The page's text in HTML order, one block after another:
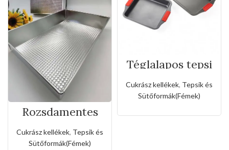
Rozsdamentes
Cukrász kellékek, Tepsik és
Sütőformák(Fémek)
Téglalapos tepsi
szilikon fogóval
Cukrász kellékek, Tepsik és
Sütőformák(Fémek)